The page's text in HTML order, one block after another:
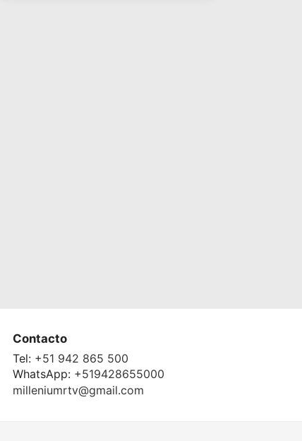
Contacto
Tel: +51 942 865 500
WhatsApp: +519428655000
milleniumrtv@gmail.com